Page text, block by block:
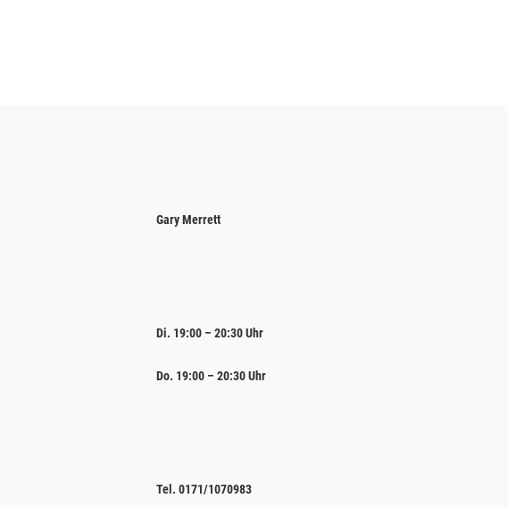
Gary Merrett
Di. 19:00 – 20:30 Uhr
Do. 19:00 – 20:30 Uhr
Tel. 0171/1070983